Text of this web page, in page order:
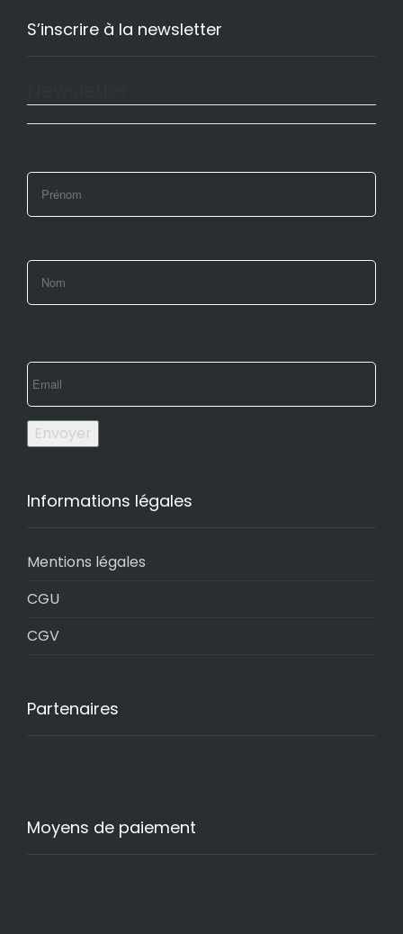
S’inscrire à la newsletter
Envoyer
Informations légales
Mentions légales
CGU
CGV
Partenaires
Moyens de paiement